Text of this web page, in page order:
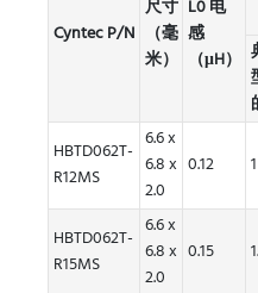
Cyntec P/N
尺寸
（毫
米）
L0 电
感
（μH）
HBTD062T-
R12MS
6.6 x
6.8 x
2.0
0.12 1
HBTD062T-
R15MS
6.6 x
6.8 x
2.0
0.15